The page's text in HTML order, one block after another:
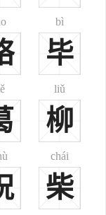
为高氏。”
宣帝赐元景安、元
，因从其姓。”此则
作“是楼”，代北姓，
容云之祖和，自云高
氏。高阳氏，即古帝
：额理音博罗曰高
bì
毕
liǔ
柳
chái
柴